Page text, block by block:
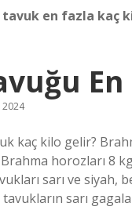
tavuk en fazla kaç
2024
kaç kilo gelir?
Brahma horozları 8
sarı ve siyah,
tavukların sarı